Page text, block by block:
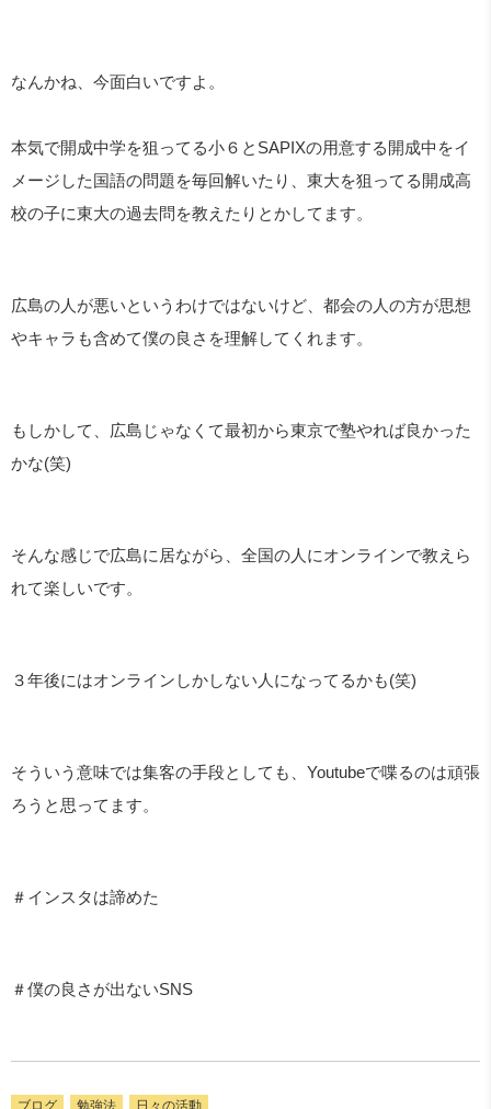
なんかね、今面白いですよ。
本気で開成中学を狙ってる小６と SAPIXの用意する開成中をイ
メージした国語の問題を毎回解いたり、東大を狙ってる開成高
校の子に東大の過去問を教えたりとかしてます。
広島の人が悪いというわけではないけど、都会の人の方が思想
やキャラも含めて僕の良さを理解してくれます。
もしかして、広島じゃなくて最初から東京で塾やれば良かった
かな(笑)
そんな感じで広島に居ながら、全国の人にオンラインで教えら
れて楽しいです。
３年後にはオンラインしかしない人になってるかも(笑)
そういう意味では集客の手段としても、 Youtubeで喋るのは頑張
ろうと思ってます。
＃インスタは諦めた
＃僕の良さが出ないSNS
ブログ 勉強法 日々の活動